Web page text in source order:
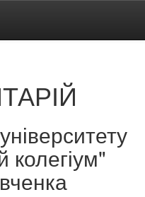
колегіум"